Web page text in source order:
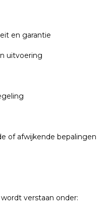
en garantie
uitvoering
of afwijkende bepalingen
verstaan onder: